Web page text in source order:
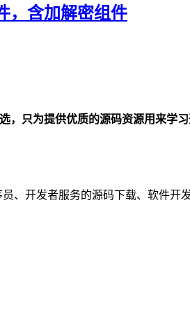
，含加解密组件
，只为提供优质的源码资源用来学
、开发者服务的源码下载、软件开